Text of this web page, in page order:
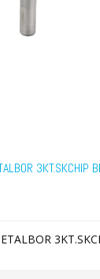
3KT.SKCHIP